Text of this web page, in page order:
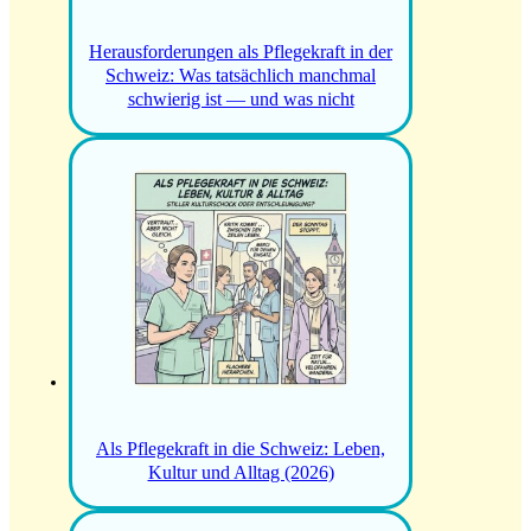
Herausforderungen als Pflegekraft in der
Schweiz: Was tatsächlich manchmal
schwierig ist — und was nicht
Als Pflegekraft in die Schweiz: Leben,
Kultur und Alltag (2026)